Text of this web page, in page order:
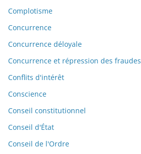
Complotisme
Concurrence
Concurrence déloyale
Concurrence et répression des fraudes
Conflits d'intérêt
Conscience
Conseil constitutionnel
Conseil d'État
Conseil de l'Ordre